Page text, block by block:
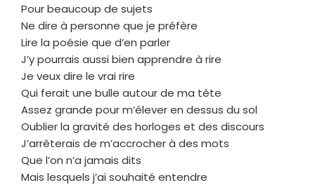
Pour beaucoup de sujets
Ne dire à personne que je préfère
Lire la poésie que d’en parler
J’y pourrais aussi bien apprendre à rire
Je veux dire le vrai rire
Qui ferait une bulle autour de ma tête
Assez grande pour m’élever en dessus du sol
Oublier la gravité des horloges et des discours
J’arrêterais de m’accrocher à des mots
Que l’on n’a jamais dits
Mais lesquels j’ai souhaité entendre